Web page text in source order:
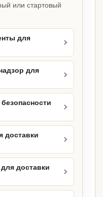
или стартовый
для
для
доставки
доставки